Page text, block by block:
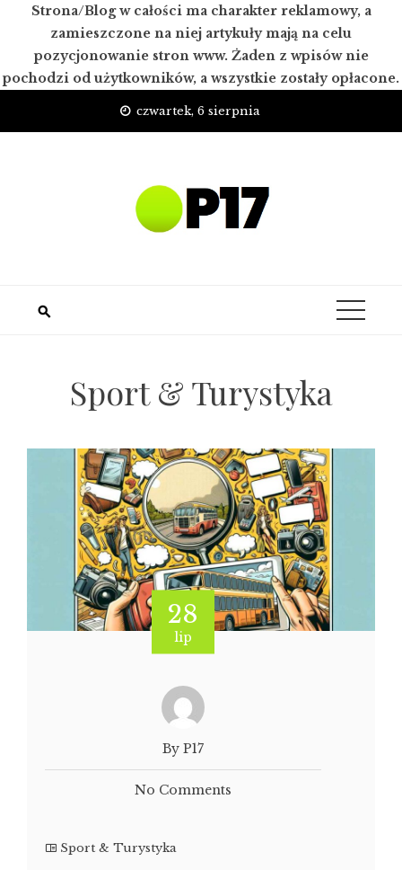
Strona/Blog w całości ma charakter reklamowy, a
zamieszczone na niej artykuły mają na celu
pozycjonowanie stron www. Żaden z wpisów nie
pochodzi od użytkowników, a wszystkie zostały opłacone.
czwartek, 6 sierpnia
Sport & Turystyka
28
lip
By P17
No Comments
Sport & Turystyka